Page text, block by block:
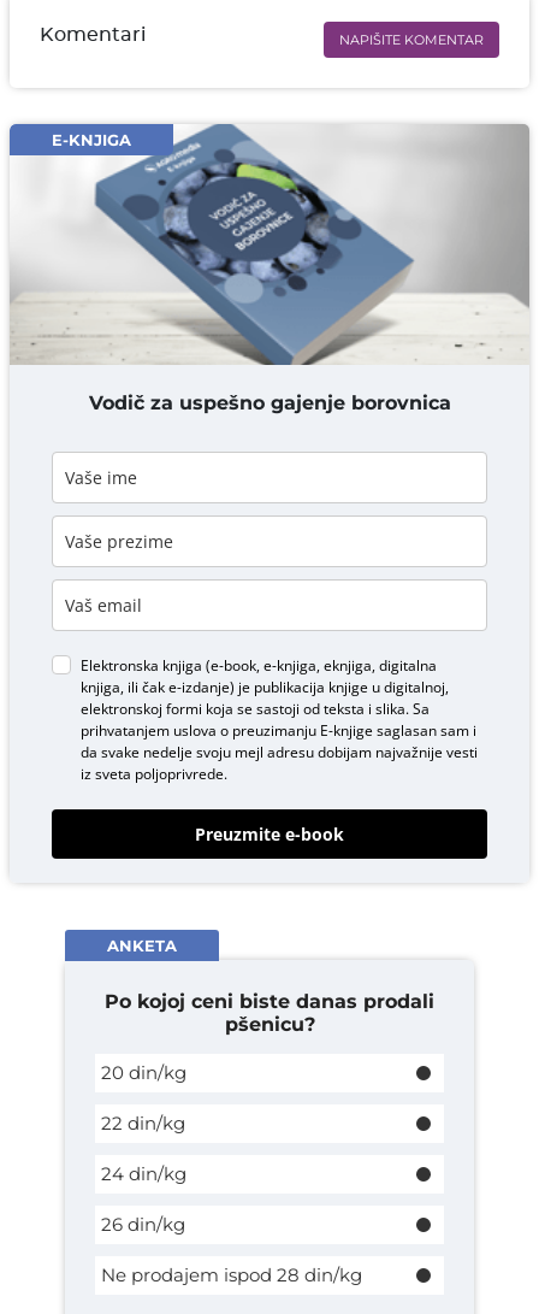
Komentari NAPIŠITE KOMENTAR
Email* obavezno
Komentar* obavezno
DODAJ KOMENTAR
E-KNJIGA
Vodič za uspešno gajenje borovnica
Elektronska knjiga (e-book, e-knjiga, eknjiga, digitalna
knjiga, ili čak e-izdanje) je publikacija knjige u digitalnoj,
elektronskoj formi koja se sastoji od teksta i slika. Sa
prihvatanjem uslova o preuzimanju E-knjigesaglasan sam i
da svake nedelje svoju mejl adresu dobijam najvažnije vesti
iz sveta poljoprivrede.
Preuzmite e-book
ANKETA
Po kojoj ceni biste danas prodali
pšenicu?
20 din/kg
22 din/kg
24 din/kg
26 din/kg
Ne prodajem ispod 28 din/kg